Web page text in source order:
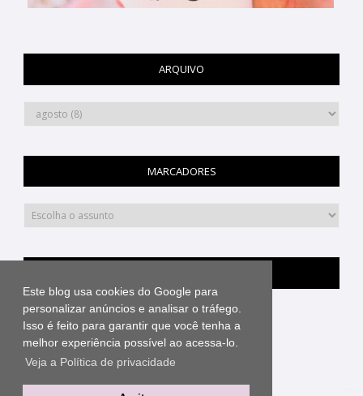
Este blog usa cookies do Google para
personalizar anúncios e analisar o tráfego.
Isso é feito para garantir que você tenha a
melhor experiência possível ao acessa-lo.
Veja a Política de privacidade
ARQUIVO
MARCADORES